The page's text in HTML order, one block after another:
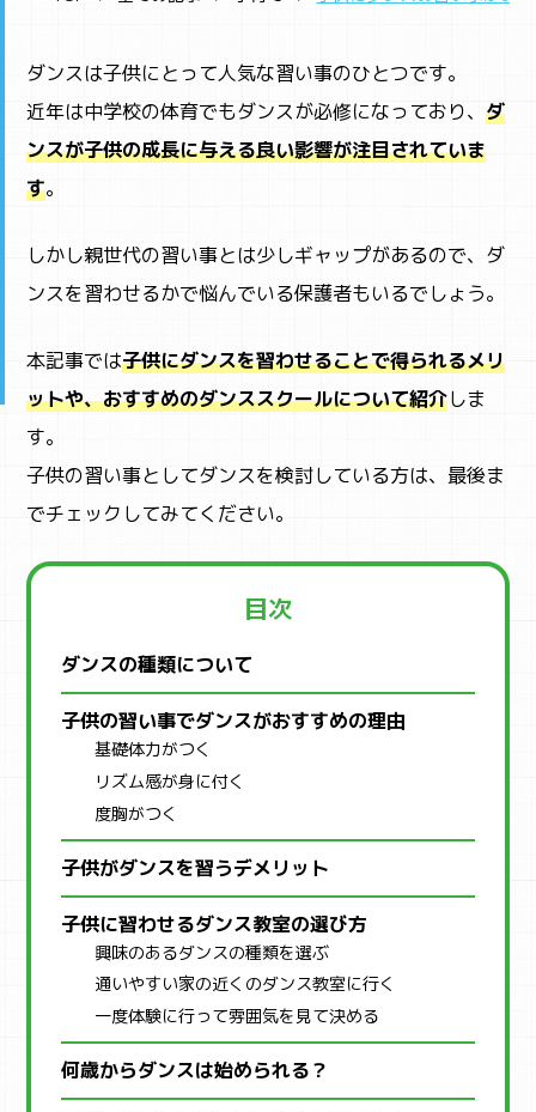
ダンスは子供にとって人気な習い事のひとつです。
近年は中学校の体育でもダンスが必修になっており、ダ
ンスが子供の成長に与える良い影響が注目されていま
す。
しかし親世代の習い事とは少しギャップがあるので、ダ
ンスを習わせるかで悩んでいる保護者もいるでしょう。
本記事では子供にダンスを習わせることで得られるメリ
ットや、おすすめのダンススクールについて紹介しま
す。
子供の習い事としてダンスを検討している方は、最後ま
でチェックしてみてください。
目次
ダンスの種類について
子供の習い事でダンスがおすすめの理由
基礎体力がつく
リズム感が身に付く
度胸がつく
子供がダンスを習うデメリット
子供に習わせるダンス教室の選び方
興味のあるダンスの種類を選ぶ
通いやすい家の近くのダンス教室に行く
一度体験に行って雰囲気を見て決める
何歳からダンスは始められる？